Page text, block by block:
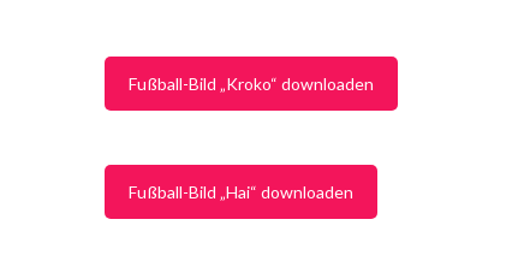
Fußball-Bild „Kroko“ downloaden
Fußball-Bild „Hai“ downloaden